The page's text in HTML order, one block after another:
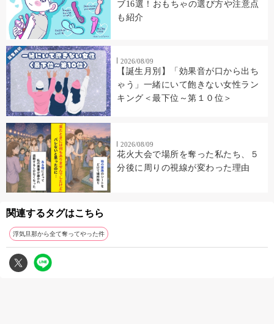
ブ16選！おもちゃの選び方や注意点
も紹介
2026/08/09
【誕生月別】「効果音が口から出ち
ゃう」一緒にいて飽きない女性ラン
キング＜最下位～第１０位＞
2026/08/09
花火大会で場所を奪った私たち、５
分後に周りの視線が変わった理由
関連するタグはこちら
浮気旦那から全て奪ってやった件